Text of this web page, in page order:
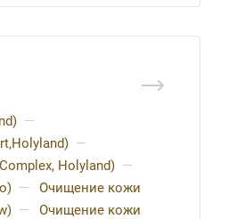
—
—
Holyland) —
—
Очищение кожи
—
Очищение кожи